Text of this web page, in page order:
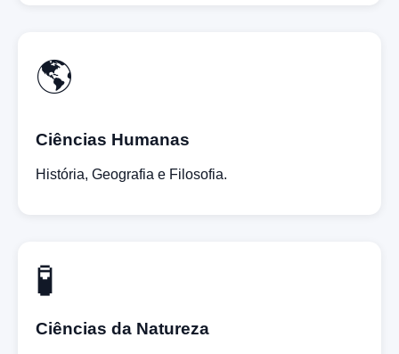
🌎
Ciências Humanas
História, Geografia e Filosofia.
🧪
Ciências da Natureza